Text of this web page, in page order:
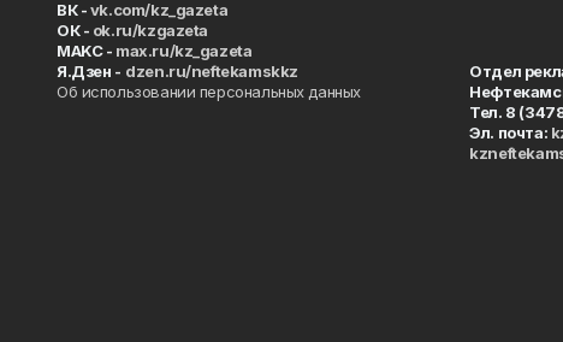
ВК -vk.com/kz_gazeta
ОК - ok.ru/kzgazeta
MAKC - max.ru/kz_gazeta
Я.Дзен - dzen.ru/neftekamskkz
Об использовании персональных данных
Отдел
Тел. 8
Эл. почта: